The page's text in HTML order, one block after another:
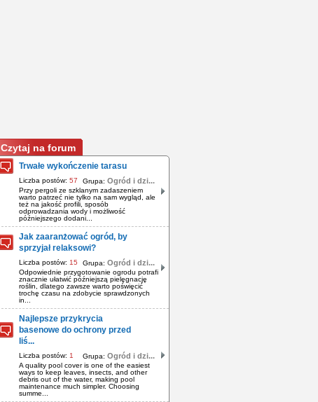
Czytaj na forum
Trwałe wykończenie tarasu
Liczba postów: 57 Grupa: Ogród i dzi...
Przy pergoli ze szklanym zadaszeniem
warto patrzeć nie tylko na sam wygląd, ale
też na jakość profili, sposób
odprowadzania wody i możliwość
późniejszego dodani...
Jak zaaranżować ogród, by
sprzyjał relaksowi?
Liczba postów: 15 Grupa: Ogród i dzi...
Odpowiednie przygotowanie ogrodu potrafi
znacznie ułatwić późniejszą pielęgnację
roślin, dlatego zawsze warto poświęcić
trochę czasu na zdobycie sprawdzonych
in...
Najlepsze przykrycia
basenowe do ochrony przed
liś...
Liczba postów: 1 Grupa: Ogród i dzi...
A quality pool cover is one of the easiest
ways to keep leaves, insects, and other
debris out of the water, making pool
maintenance much simpler. Choosing
summe...